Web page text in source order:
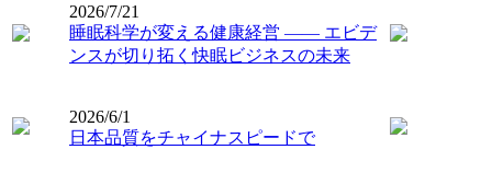
2026/7/21
睡眠科学が変える健康経営 ―― エビデ
ンスが切り拓く快眠ビジネスの未来
2026/6/1
日本品質をチャイナスピードで